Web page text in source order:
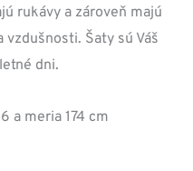
rukávy a zároveň majú
Šaty sú Váš
dni.
a meria 174 cm